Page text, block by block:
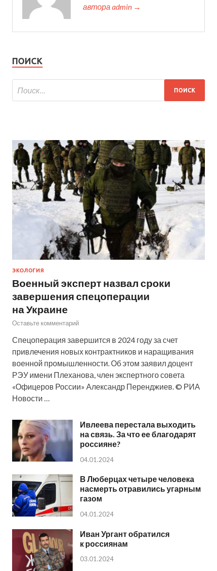
автора admin →
ПОИСК
ЭКОЛОГИЯ
Военный эксперт назвал сроки
завершения спецоперации
на Украине
Оставьте комментарий
Спецоперация завершится в 2024 году за счет
привлечения новых контрактников и наращивания
военной промышленности. Об этом заявил доцент
РЭУ имени Плеханова, член экспертного совета
«Офицеров России» Александр Перенджиев. © РИА
Новости …
Ивлеева перестала выходить
на связь. За что ее благодарят
россияне?
04.01.2024
В Люберцах четыре человека
насмерть отравились угарным
газом
04.01.2024
Иван Ургант обратился
к россиянам
03.01.2024